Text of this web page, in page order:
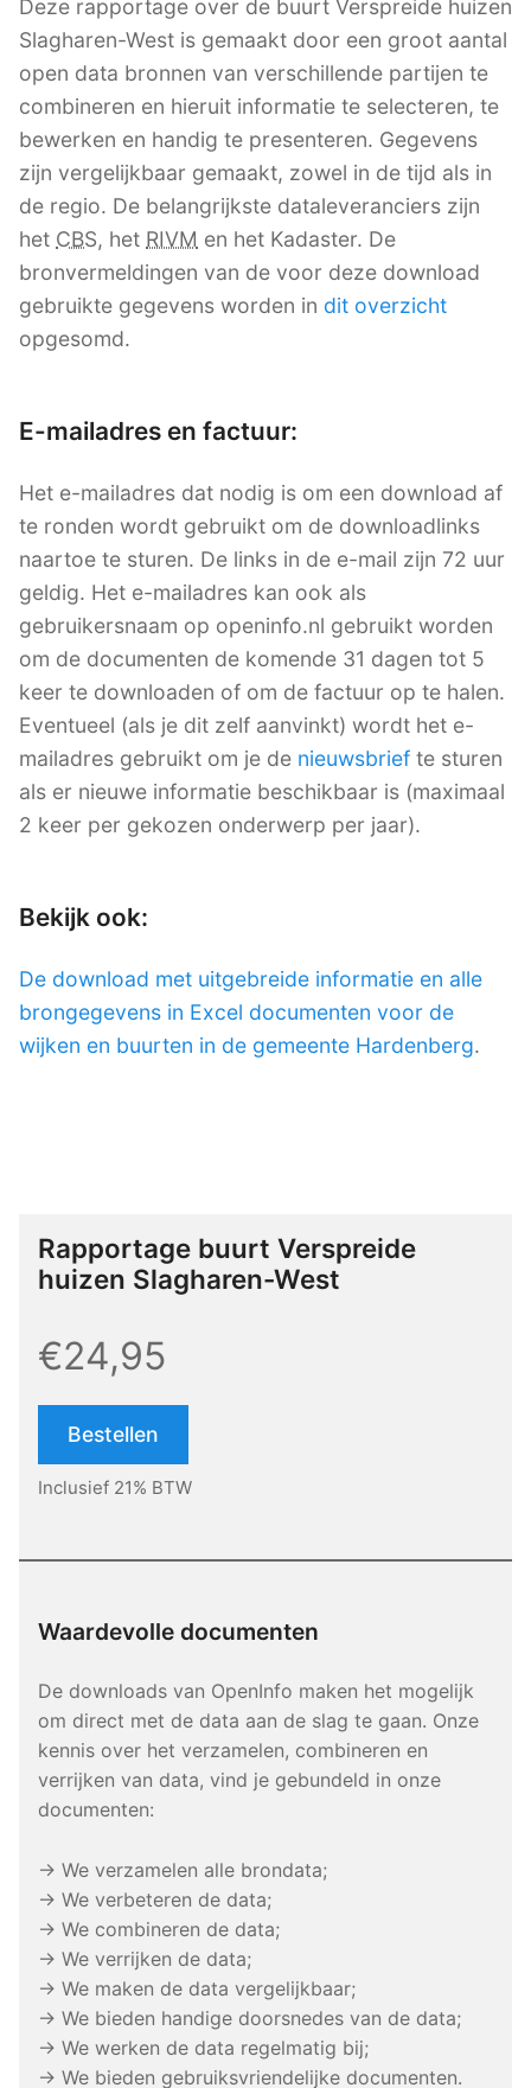
Deze rapportage over de buurt Verspreide huizen
Slagharen-West is gemaakt door een groot aantal
open data bronnen van verschillende partijen te
combineren en hieruit informatie te selecteren, te
bewerken en handig te presenteren. Gegevens
zijn vergelijkbaar gemaakt, zowel in de tijd als in
de regio. De belangrijkste dataleveranciers zijn
het CBS, het RIVM en het Kadaster. De
bronvermeldingen van de voor deze download
gebruikte gegevens worden in dit overzicht
opgesomd.
E-mailadres en factuur:
Het e-mailadres dat nodig is om een download af
te ronden wordt gebruikt om de downloadlinks
naartoe te sturen. De links in de e-mail zijn 72 uur
geldig. Het e-mailadres kan ook als
gebruikersnaam op openinfo.nl gebruikt worden
om de documenten de komende 31 dagen tot 5
keer te downloaden of om de factuur op te halen.
Eventueel (als je dit zelf aanvinkt) wordt het e-
mailadres gebruikt om je de nieuwsbrief te sturen
als er nieuwe informatie beschikbaar is (maximaal
2 keer per gekozen onderwerp per jaar).
Bekijk ook:
De download met uitgebreide informatie en alle
brongegevens in Excel documenten voor de
wijken en buurten in de gemeente Hardenberg.
Rapportage buurt Verspreide
huizen Slagharen-West
€24,95
Bestellen
Inclusief 21% BTW
Waardevolle documenten
De downloads van OpenInfo maken het mogelijk
om direct met de data aan de slag te gaan. Onze
kennis over het verzamelen, combineren en
verrijken van data, vind je gebundeld in onze
documenten:
→ We verzamelen alle brondata;
→ We verbeteren de data;
→ We combineren de data;
→ We verrijken de data;
→ We maken de data vergelijkbaar;
→ We bieden handige doorsnedes van de data;
→ We werken de data regelmatig bij;
→ We bieden gebruiksvriendelijke documenten.